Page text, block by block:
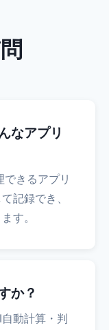
なアプリ
きるアプリ
記録でき、
す。
か？
動計算・判